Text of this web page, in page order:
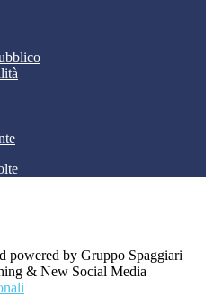
powered by Gruppo Spaggiari
& New Social Media